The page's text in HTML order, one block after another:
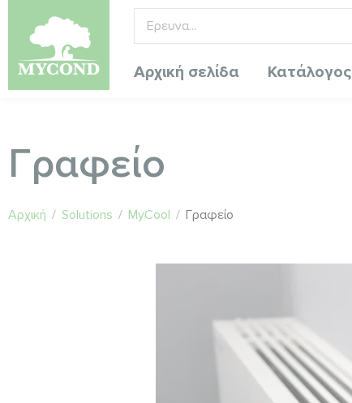
Αρχική σελίδα Κατάλογος
Γραφείο
Αρχική / Solutions / MyCool / Γραφείο